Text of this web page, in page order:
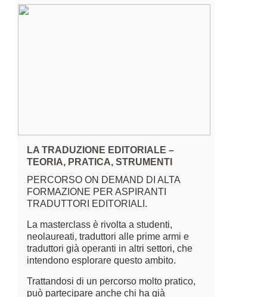
LA TRADUZIONE EDITORIALE –
TEORIA, PRATICA, STRUMENTI
PERCORSO ON DEMAND DI ALTA
FORMAZIONE PER ASPIRANTI
TRADUTTORI EDITORIALI.
La masterclass è rivolta a studenti,
neolaureati, traduttori alle prime armi e
traduttori già operanti in altri settori, che
intendono esplorare questo ambito.
Trattandosi di un percorso molto pratico,
può partecipare anche chi ha già